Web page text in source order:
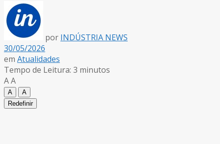
por INDÚSTRIA NEWS
30/05/2026
em Atualidades
Tempo de Leitura: 3 minutos
AA
A
A
Redefinir